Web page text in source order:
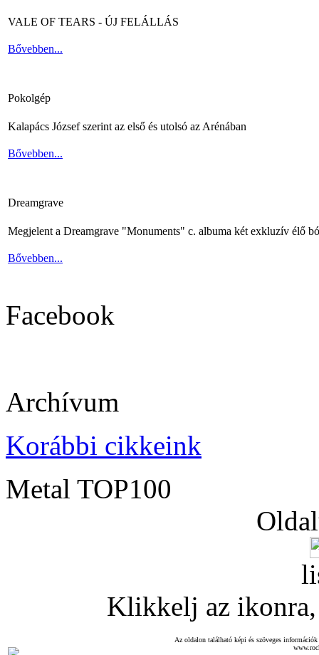
VALE OF TEARS - ÚJ FELÁLLÁS
Bővebben...
Pokolgép
Kalapács József szerint az első és utolsó az Arénában
Bővebben...
Dreamgrave
Megjelent a Dreamgrave "Monuments" c. albuma két exkluzív élő
Bővebben...
Facebook
Archívum
Korábbi cikkeink
Metal TOP100
Klikkelj az ikonra,
Az oldalon található képi és szöveges információk